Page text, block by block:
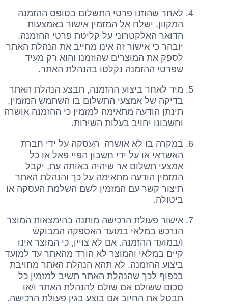
לאחר שהוזנו פרטי התשלום בטופס ההזמנה
המקוון, ישלח אל המזמין אישור באמצעות
הדואר האלקטרוני על קליטת פרטי ההזמנה.
יובהר כי אישור זה אינו מחייב את הנהלת האתר
לספק את המוצרים שהוזמנו והוא רק מעיד
שפרטי ההזמנה נקלטו בהנהלת האתר.
מיד לאחר ביצוע ההזמנה, תבצע הנהלת האתר
בדיקה של אמצעי התשלום בו השתמש המזמין,
תינתן הודעה מתאימה למזמין כי ההזמנה אושרה
וחשבונו יחויב בעלות השירות.
במקרה בו לא אושרה העסקה על ידי חברת
האשראי או על ידי חשבון הפיי פאל או כל
אמצעי תשלום אר שיהיה באותה עת, יקבל
המזמין הודעה מתאימה על כך והנהלת האתר
תיצור קשר עם המזמין לשם השלמת העסקה או
ביטולה.
אישור פעולת הרכישה מותנה בהימצאות המוצר
הנרכש במלאי במועד האספקה המבוקש
ו/במועד ההזמנה. אם לא צויין, כי המוצר אינו
קיים במלאי והמוצר לא הורד מהאתר עד למועד
ביצוע ההזמנה, לא תהא הנהלת האתר מחויבת
בכפוף לכך שהנהלת האתר תשיב למזמין כל
סכום ששולם אם שולם להנהלת האתר ו/או
תבטל את החיוב אם בוצע בגין פעולת הרכישה.